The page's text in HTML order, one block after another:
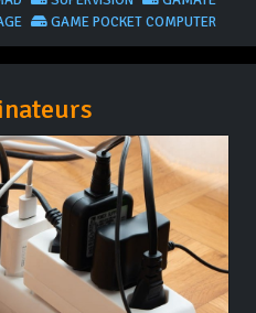
GAME POCKET COMPUTER